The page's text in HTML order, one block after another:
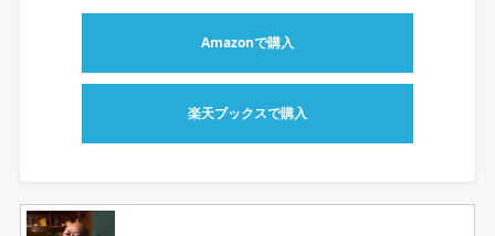
Amazonで購入
楽天ブックスで購入